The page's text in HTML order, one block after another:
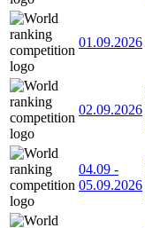
01.09.2026
02.09.2026
04.09 -
05.09.2026